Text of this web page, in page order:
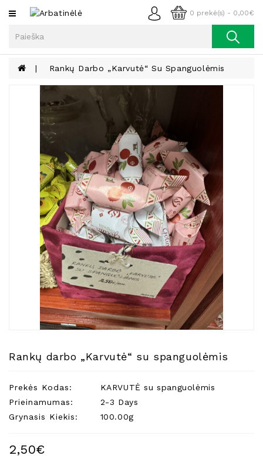
0 prekė(s) - 0,00€
Kategorijos
Kava
Prieskoniai
Lieknėjimui,
Sveikatai
Grožiui
Riešutai
Becukriai
Saldėsiai
Saldėsiai
Gurmanams
Natūralios
Žvakės
Higienos
Priemonės
Kūdikiams
Reikalai
Rankų Darbo „Karvutė“ Su Spanguolėmis
Rankų darbo „Karvutė“ su spanguolėmis
Prekės Kodas:
KARVUTĖ su spanguolėmis
Prieinamumas:
2-3 Days
Grynasis Kiekis:
100.00g
2,50€